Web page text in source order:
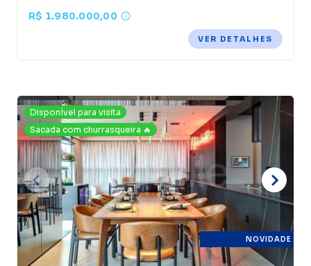
R$ 1.980.000,00
VER DETALHES
Disponível para visita
Sacada com churrasqueira 🔥
NOVIDADE